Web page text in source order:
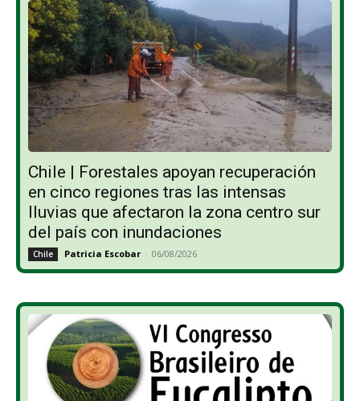
Chile | Forestales apoyan recuperación
en cinco regiones tras las intensas
lluvias que afectaron la zona centro sur
del país con inundaciones
Chile Patricia Escobar - 06/08/2026